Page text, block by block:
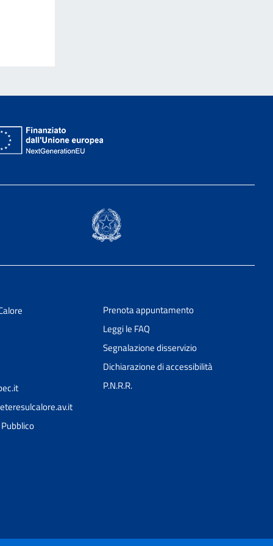
Prenota appuntamento
Leggi le FAQ
Segnalazione disservizio
Dichiarazione di accessibilità
P.N.R.R.